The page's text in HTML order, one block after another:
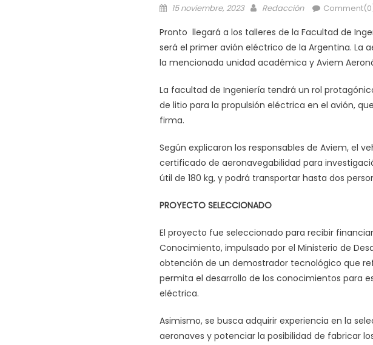
15 noviembre, 2023 Redacción
Pronto llegará a los talleres de la Facultad de
será el primer avión eléctrico de la Argentina. La
la mencionada unidad académica y Aviem
La facultad de Ingeniería tendrá un rol
de litio para la propulsión eléctrica en el avión,
firma.
Según explicaron los responsables de Aviem, el
certificado de aeronavegabilidad para
útil de 180 kg, y podrá transportar hasta dos
PROYECTO SELECCIONADO
El proyecto fue seleccionado para recibir
Conocimiento, impulsado por el Ministerio de
obtención de un demostrador tecnológico que
permita el desarrollo de los conocimientos para
eléctrica.
Asimismo, se busca adquirir experiencia en la
aeronaves y potenciar la posibilidad de fabricar